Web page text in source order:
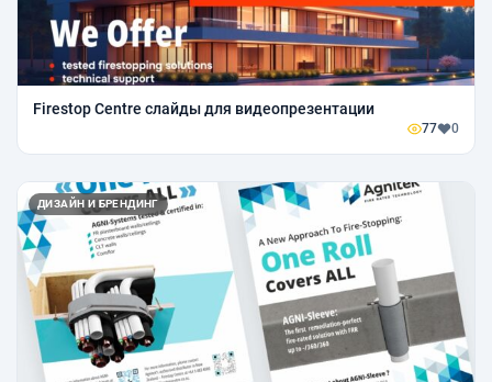
Firestop Centre слайды для видеопрезентации
77 0
ДИЗАЙН И БРЕНДИНГ